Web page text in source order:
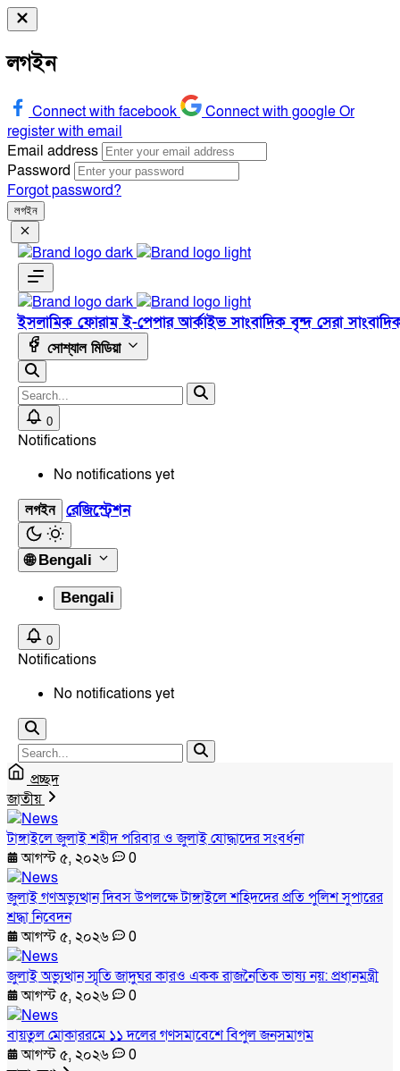
লগইন
Connect with facebook Connect with googleOr
register with email
Email address
Password
Forgot password?
লগইন
ইসলামিক ফোরামই-পেপারআর্কাইভসাংবাদিক বৃন্দসেরা
সোশ্যাল মিডিয়া
0
Notifications
No notifications yet
লগইন রেজিস্ট্রেশন
🌐 Bengali
Bengali
0
Notifications
No notifications yet
প্রচ্ছদ
জাতীয়
টাঙ্গাইলে জুলাই শহীদ পরিবার ও জুলাই যোদ্ধাদের সংবর্ধনা
আগস্ট ৫, ২০২৬
0
জুলাই গণঅভ্যুত্থান দিবস উপলক্ষে টাঙ্গাইলে শহিদদের প্রতি পুলিশ সুপারের
শ্রদ্ধা নিবেদন
আগস্ট ৫, ২০২৬
0
জুলাই অভ্যুত্থান স্মৃতি জাদুঘর কারও একক রাজনৈতিক ভাষ্য নয়: প্রধানমন্ত্রী
আগস্ট ৫, ২০২৬
0
বায়তুল মোকাররমে ১১ দলের গণসমাবেশে বিপুল জনসমাগম
আগস্ট ৫, ২০২৬
0